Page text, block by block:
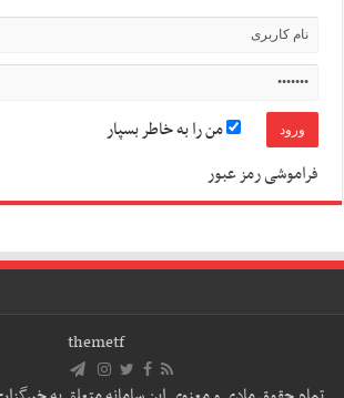
من را به خاطر بسپار
فراموشی رمز عبور
themetf